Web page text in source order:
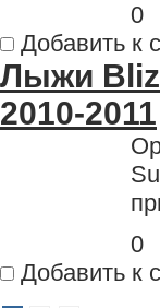
0
Добавить к
Лыжи
2010-2011
0
Добавить к